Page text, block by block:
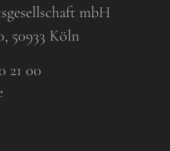
mbH
50933 Köln
21 00